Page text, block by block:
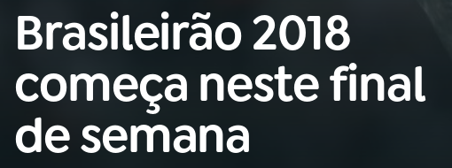
Buscar
na
Rádio
Nacional
01 INÍCIO
Brasileirão 2018
começa neste final
de semana